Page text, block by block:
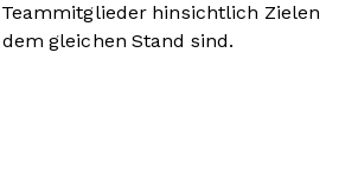
hinsichtlich Zielen
gleichen Stand sind.